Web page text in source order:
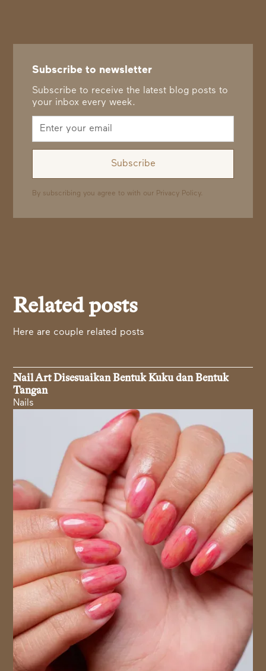
Subscribe to newsletter
Subscribe to receive the latest blog posts to
your inbox every week.
By subscribing you agree to with our Privacy Policy.
Related posts
Here are couple related posts
Nail Art Disesuaikan Bentuk Kuku dan Bentuk
Tangan
Nails